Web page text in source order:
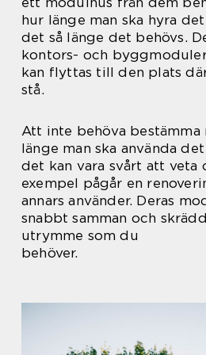
hur länge man ska hyra
det så länge det behövs.
kontors- och
kan flyttas till den plats
stå.
Att inte behöva bestämma
länge man ska använda
det kan vara svårt att veta
exempel pågår en
annars använder. Deras
snabbt samman och
utrymme som du
behöver.